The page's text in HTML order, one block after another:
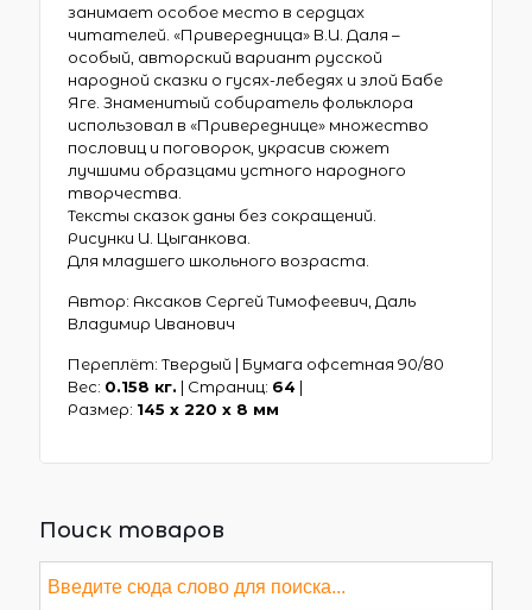
занимает особое место в сердцах
читателей. «Привередница» В.И. Даля –
особый, авторский вариант русской
народной сказки о гусях-лебедях и злой Бабе
Яге. Знаменитый собиратель фольклора
использовал в «Привереднице» множество
пословиц и поговорок, украсив сюжет
лучшими образцами устного народного
творчества.
Тексты сказок даны без сокращений.
Рисунки И. Цыганкова.
Для младшего школьного возраста.
Автор: Аксаков Сергей Тимофеевич, Даль
Владимир Иванович
Переплёт: Твердый | Бумага офсетная 90/80
Вес: 0.158 кг. | Страниц: 64 |
Размер: 145 х 220 x 8 мм
Поиск товаров